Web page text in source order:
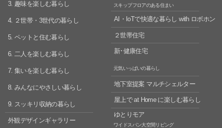
3. 趣味を楽しむ暮らし
4. ２世帯・3世代の暮らし
5. ペットと住む暮らし
6. 二人を楽しむ暮らし
7. 集いを楽しむ暮らし
8. みんなにやさしい暮らし
9. スッキリ収納の暮らし
外観デザインギャラリー
スキップフロアのある住まい
AI・IoTで快適な暮らしwith ロボホン
２世帯住宅
新･健康住宅
元気いっぱいの暮らし
地下室提案 マルチシェルター
屋上で at Home に楽しむ暮らし
ゆとりモア
ワイドスパン大空間リビング